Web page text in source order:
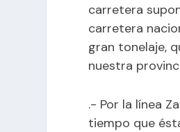
carretera
carretera
gran tonelaje,
nuestra
.- Por la línea
tiempo que